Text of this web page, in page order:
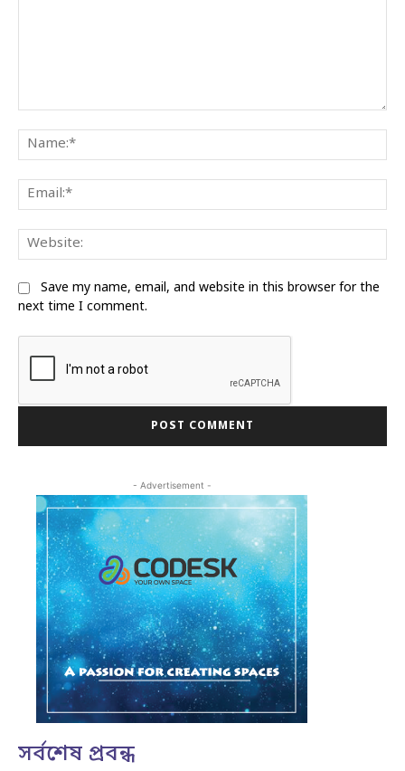
Save my name, email, and website in this browser for the
next time I comment.
- Advertisement -
সর্বশেষ প্রবন্ধ